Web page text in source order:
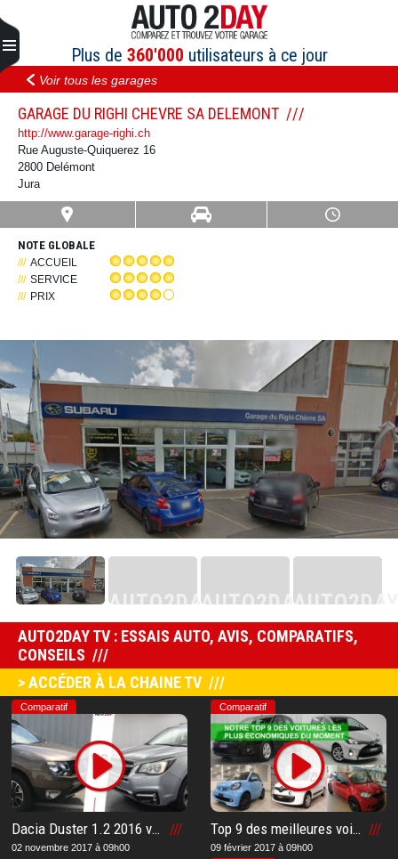
au
contenu
Plus de 360'000 utilisateurs à ce jour
Voir tous les garages
GARAGE DU RIGHI CHEVRE SA DELEMONT
http://www.garage-righi.ch
Rue Auguste-Quiquerez 16
2800 Delémont
Jura
NOTE GLOBALE
ACCUEIL
SERVICE
PRIX
AUTO2DAYAUTO2DAYAUTO2DAY
AUTO2DAY
AUTO2DAY TV : ESSAIS AUTO, AVIS, COMPARATIFS,
CONSEILS
> ACCÉDER À LA CHAINE TV
Comparatif
Dacia Duster 1.2 2016 vs Subaru Forester 2.0i 2017 : Notre comparatif et notre avis après notre essai sur le meilleur SUV
02 novembre 2017 à 09h00
Comparatif
Top 9 des meilleures voitures les plus économiques du moment : Notre liste pour vous aider à acheter la voiture la moins chère
09 février 2017 à 09h00